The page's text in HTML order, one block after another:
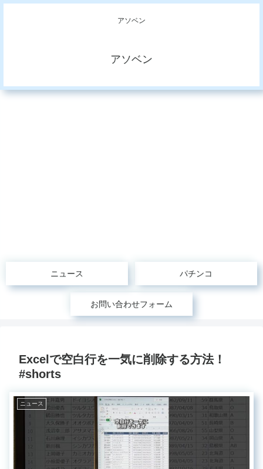
アソベン
アソベン
ニュース パチンコ
お問い合わせフォーム
Excelで空白行を一気に削除する方法！
#shorts
ニュース